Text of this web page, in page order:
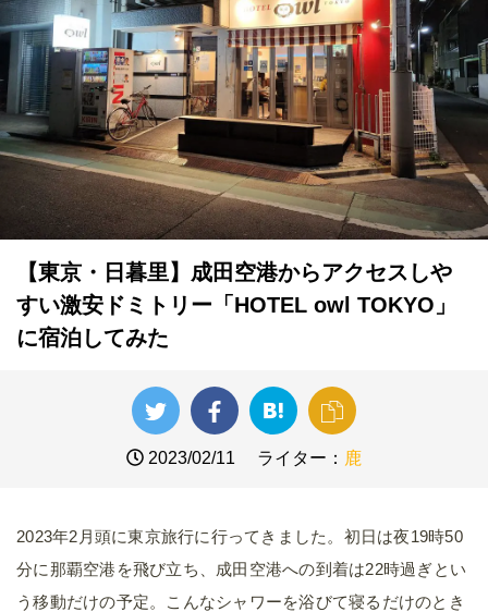
【東京・日暮里】成田空港からアクセスしや
すい激安ドミトリー「HOTEL owl TOKYO」
に宿泊してみた
2023/02/11 ライター： 鹿
2023年2月頭に東京旅行に行ってきました。初日は夜19時50
分に那覇空港を飛び立ち、成田空港への到着は22時過ぎとい
う移動だけの予定。こんなシャワーを浴びて寝るだけのとき